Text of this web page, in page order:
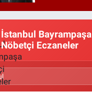
İstanbul Bayrampaşa
Nöbetçi Eczaneler